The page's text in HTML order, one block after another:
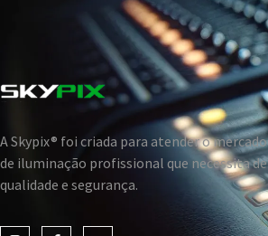
A Skypix® foi criada para atender o mercado
de iluminação profissional que necessita de
qualidade e segurança.